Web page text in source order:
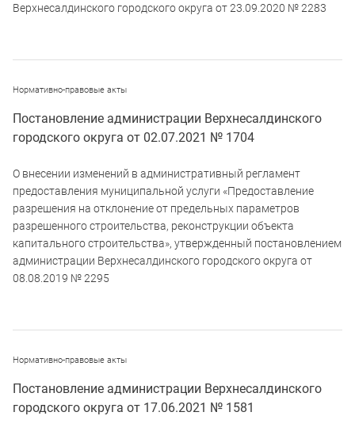
Верхнесалдинского городского округа от 23.09.2020 № 2283
Нормативно-правовые акты
Постановление администрации Верхнесалдинского
городского округа от 02.07.2021 № 1704
О внесении изменений в административный регламент
предоставления муниципальной услуги «Предоставление
разрешения на отклонение от предельных параметров
разрешенного строительства, реконструкции объекта
капитального строительства», утвержденный постановлением
администрации Верхнесалдинского городского округа от
08.08.2019 № 2295
Нормативно-правовые акты
Постановление администрации Верхнесалдинского
городского округа от 17.06.2021 № 1581